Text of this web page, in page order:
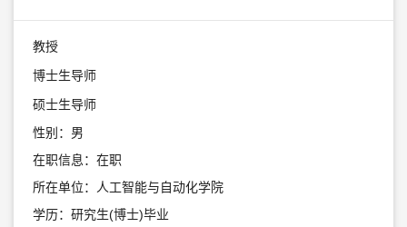
教授
博士生导师
硕士生导师
性别：男
在职信息：在职
所在单位：人工智能与自动化学院
学历：研究生(博士)毕业